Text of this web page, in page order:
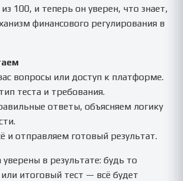
100, и теперь он уверен, что знает,
финансового регулирования в
вопросы или доступ к платформе.
теста и требования.
ответы, объясняем логику
и отправляем готовый результат.
в результате: будь то
итоговый тест — всё будет